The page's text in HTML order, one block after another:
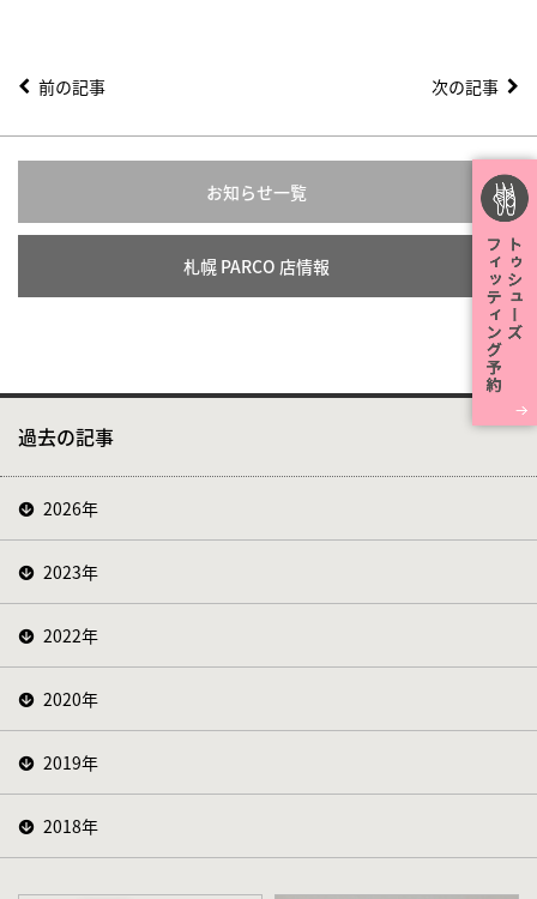
前の記事 次の記事
お知らせ一覧
札幌 PARCO 店情報
過去の記事
2026年
2023年
2022年
2020年
2019年
2018年